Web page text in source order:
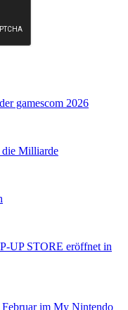
gamescom 2026
Milliarde
UP STORE eröffnet in
im My Nintendo